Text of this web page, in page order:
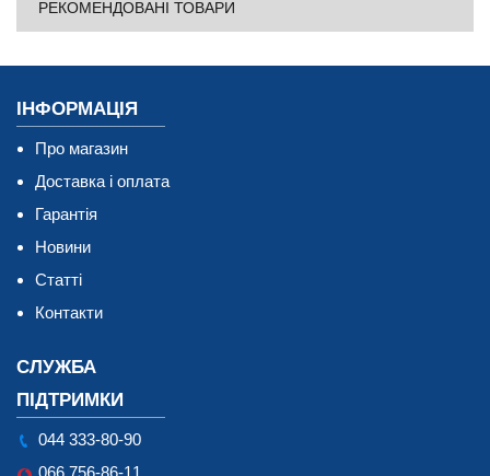
РЕКОМЕНДОВАНІ ТОВАРИ
ІНФОРМАЦІЯ
Про магазин
Доставка і оплата
Гарантія
Новини
Статті
Контакти
СЛУЖБА
ПІДТРИМКИ
044 333-80-90
066 756-86-11